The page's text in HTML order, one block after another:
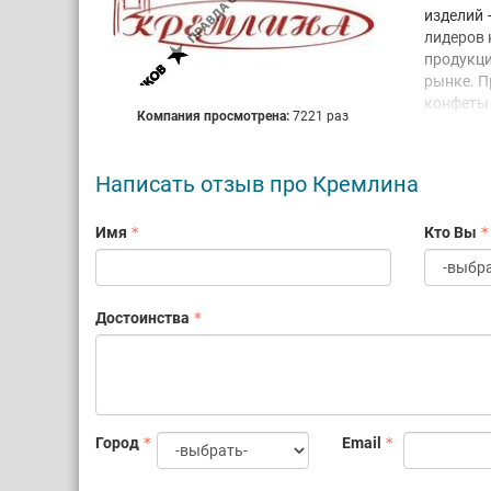
Компания просмотрена:7221 раз
изделий
лидеров
рынке.
конфеты
и
офис
выйти
Написать отзыв про Кремлина
Имя Кто Вы
Достоинства
Город Email